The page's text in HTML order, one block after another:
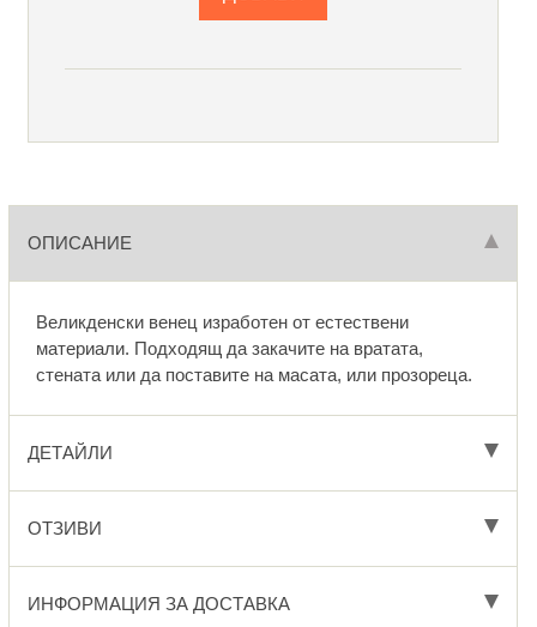
ОПИСАНИЕ
Великденски венец изработен от естествени
материали. Подходящ да закачите на вратата,
стената или да поставите на масата, или прозореца.
ДЕТАЙЛИ
ОТЗИВИ
ИНФОРМАЦИЯ ЗА ДОСТАВКА